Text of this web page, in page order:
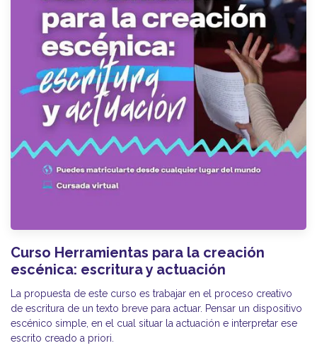
Curso Herramientas para la creación
escénica: escritura y actuación
La propuesta de este curso es trabajar en el proceso creativo
de escritura de un texto breve para actuar. Pensar un dispositivo
escénico simple, en el cual situar la actuación e interpretar ese
escrito creado a priori.